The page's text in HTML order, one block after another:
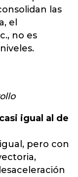
las
el
no es
igual al de
pero con